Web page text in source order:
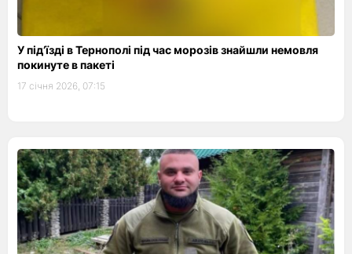
У підʼїзді в Тернополі під час морозів знайшли немовля
покинуте в пакеті
17 січня 2026, 07:15